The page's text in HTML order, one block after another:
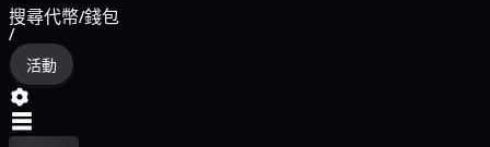
搜尋代幣/錢包
/
活動